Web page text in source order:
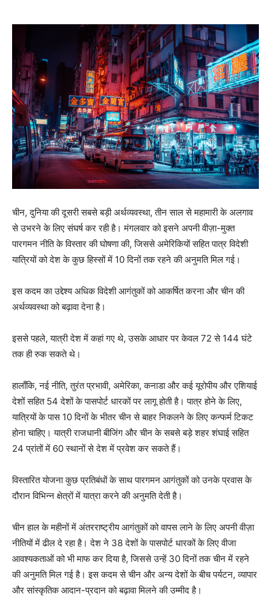
चीन, दुनिया की दूसरी सबसे बड़ी अर्थव्यवस्था, तीन साल से महामारी के अलगाव
से उभरने के लिए संघर्ष कर रही है। मंगलवार को इसने अपनी वीज़ा-मुक्त
पारगमन नीति के विस्तार की घोषणा की, जिससे अमेरिकियों सहित पात्र विदेशी
यात्रियों को देश के कुछ हिस्सों में 10 दिनों तक रहने की अनुमति मिल गई।
इस कदम का उद्देश्य अधिक विदेशी आगंतुकों को आकर्षित करना और चीन की
अर्थव्यवस्था को बढ़ावा देना है।
इससे पहले, यात्री देश में कहां गए थे, उसके आधार पर केवल 72 से 144 घंटे
तक ही रुक सकते थे।
हालाँकि, नई नीति, तुरंत प्रभावी, अमेरिका, कनाडा और कई यूरोपीय और एशियाई
देशों सहित 54 देशों के पासपोर्ट धारकों पर लागू होती है। पात्र होने के लिए,
यात्रियों के पास 10 दिनों के भीतर चीन से बाहर निकलने के लिए कन्फर्म टिकट
होना चाहिए। यात्री राजधानी बीजिंग और चीन के सबसे बड़े शहर शंघाई सहित
24 प्रांतों में 60 स्थानों से देश में प्रवेश कर सकते हैं।
विस्तारित योजना कुछ प्रतिबंधों के साथ पारगमन आगंतुकों को उनके प्रवास के
दौरान विभिन्न क्षेत्रों में यात्रा करने की अनुमति देती है।
चीन हाल के महीनों में अंतरराष्ट्रीय आगंतुकों को वापस लाने के लिए अपनी वीज़ा
नीतियों में ढील दे रहा है। देश ने 38 देशों के पासपोर्ट धारकों के लिए वीजा
आवश्यकताओं को भी माफ कर दिया है, जिससे उन्हें 30 दिनों तक चीन में रहने
की अनुमति मिल गई है। इस कदम से चीन और अन्य देशों के बीच पर्यटन, व्यापार
और सांस्कृतिक आदान-प्रदान को बढ़ावा मिलने की उम्मीद है।